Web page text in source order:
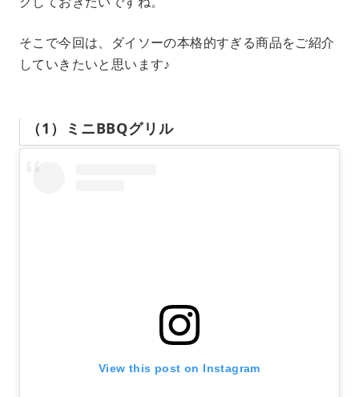
そこで今回は、ダイソーの本格的すぎる商品をご紹介
していきたいと思います♪
（1）ミニBBQグリル
View this post on Instagram